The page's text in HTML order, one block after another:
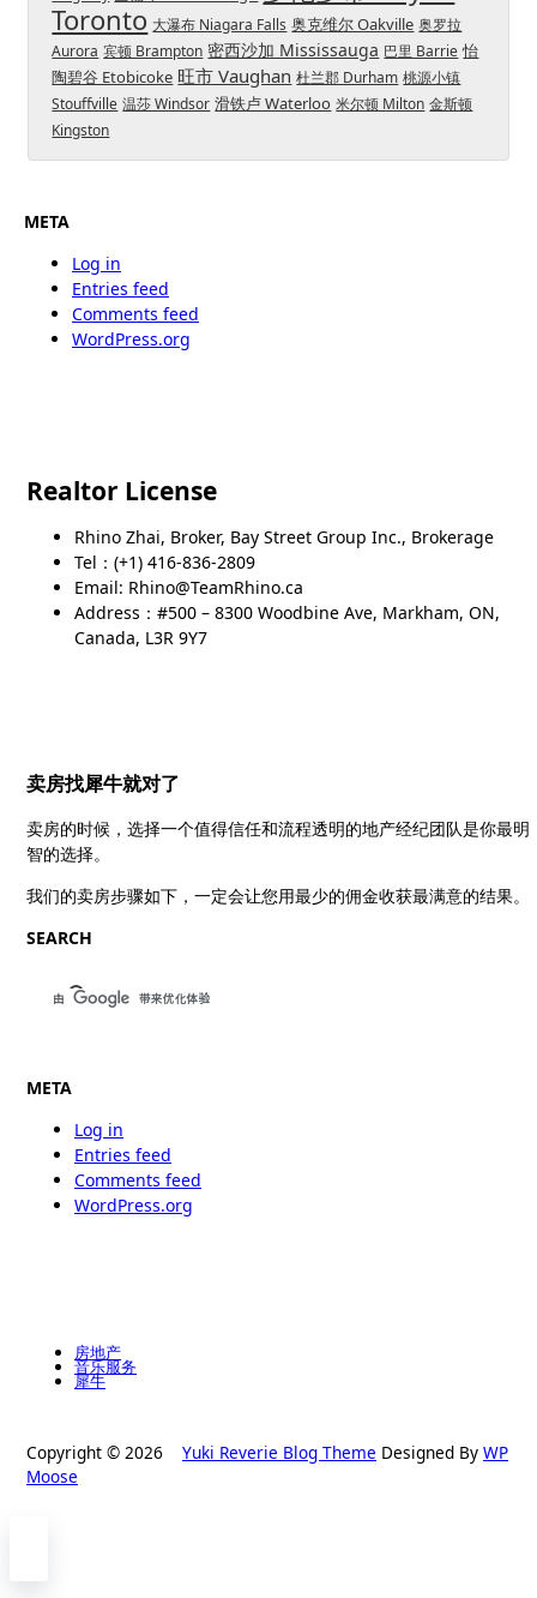
Toronto 大瀑布 Niagara Falls 奥克维尔 Oakville 奥罗拉
Aurora 宾顿 Brampton 密西沙加 Mississauga 巴里 Barrie 怡
陶碧谷 Etobicoke 旺市 Vaughan 杜兰郡 Durham 桃源小镇
Stouffville 温莎 Windsor 滑铁卢 Waterloo 米尔顿 Milton 金斯顿
Kingston
META
Log in
Entries feed
Comments feed
WordPress.org
Realtor License
Rhino Zhai, Broker, Bay Street Group Inc., Brokerage
Tel：(+1) 416-836-2809
Email: Rhino@TeamRhino.ca
Address：#500 – 8300 Woodbine Ave, Markham, ON,
Canada, L3R 9Y7
卖房找犀牛就对了
卖房的时候，选择一个值得信任和流程透明的地产经纪团队是你最明
智的选择。
我们的卖房步骤如下，一定会让您用最少的佣金收获最满意的结果。
SEARCH
META
Log in
Entries feed
Comments feed
WordPress.org
房地产
音乐服务
犀牛
Copyright © 2026 Yuki Reverie Blog Theme Designed By WP
Moose